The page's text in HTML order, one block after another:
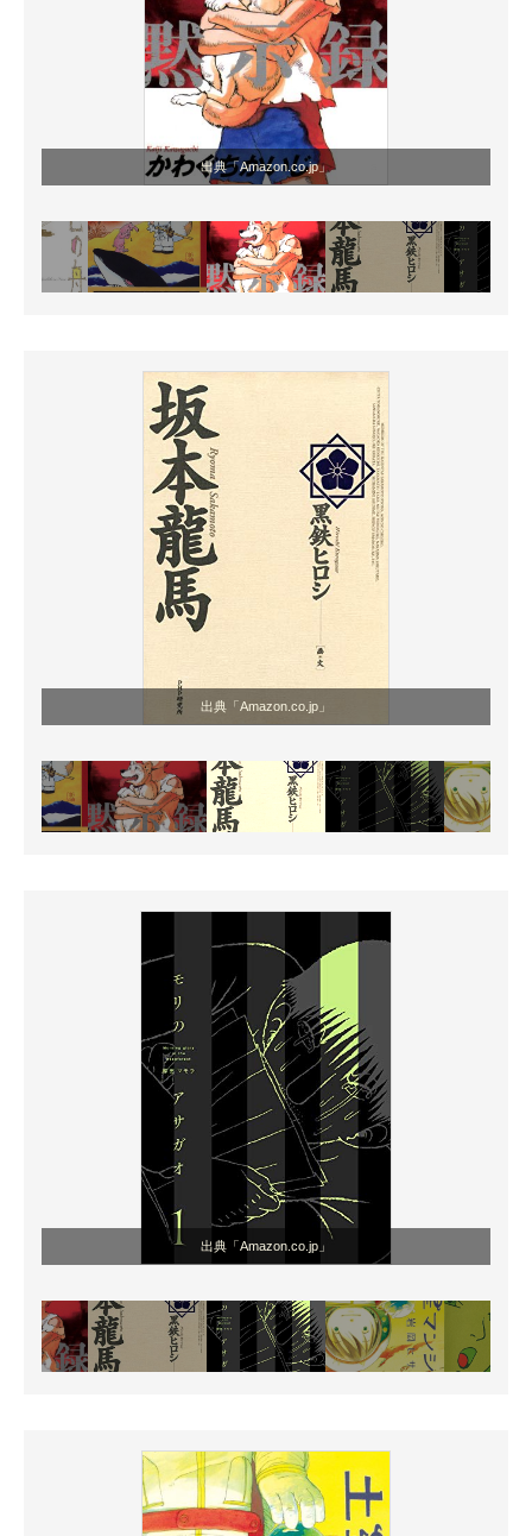
出典「Amazon.co.jp」
出典「Amazon.co.jp」
出典「Amazon.co.jp」